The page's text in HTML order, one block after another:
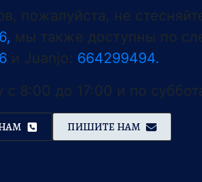
пожалуйста, не
мы также доступны по
и Juanjo: 664299494.
с 8:00 до 17:00 и по
ПИШИТЕ НАМ